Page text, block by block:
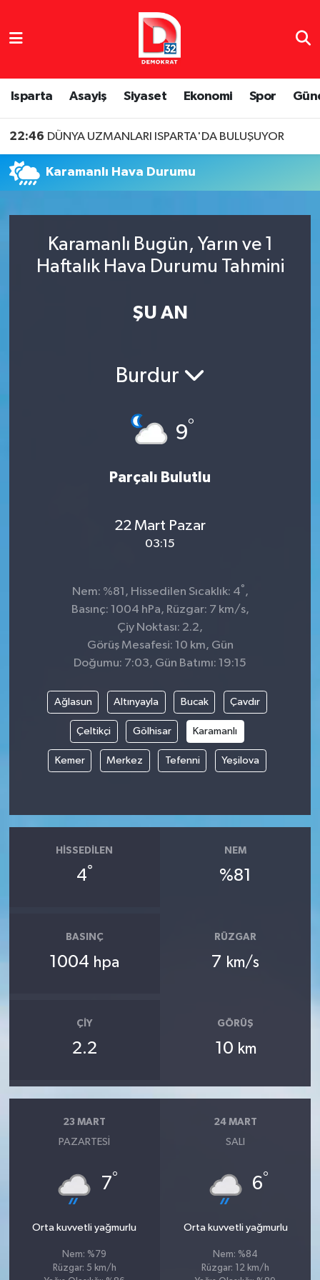
Isparta Asayiş Siyaset Ekonomi Spor
22:46 DÜNYA UZMANLARI ISPARTA'DA BULUŞUYOR
Karamanlı Hava Durumu
Karamanlı Bugün, Yarın ve 1
Haftalık Hava Durumu Tahmini
ŞU AN
Burdur
9°
Parçalı Bulutlu
22 Mart Pazar
03:15
Nem: %81, Hissedilen Sıcaklık: 4°,
Basınç: 1004 hPa, Rüzgar: 7 km/s,
Çiy Noktası: 2.2,
Görüş Mesafesi: 10 km, Gün
Doğumu: 7:03, Gün Batımı: 19:15
Ağlasun Altınyayla Bucak Çavdır
Çeltikçi Gölhisar Karamanlı
Kemer Merkez Tefenni Yeşilova
HISSEDILEN
4°
NEM
%81
BASINÇ
1004 hpa
RÜZGAR
7 km/s
ÇIY
2.2
GÖRÜŞ
10 km
23 MART
PAZARTESI
7°
Orta kuvvetli yağmurlu
Nem: %79
Rüzgar: 5 km/h
24 MART
SALI
6°
Orta kuvvetli yağmurlu
Nem: %84
Rüzgar: 12 km/h
Isparta Nöbetçi Eczaneler
Isparta Hava Durumu
Isparta Namaz Vakitleri
Tüm Manşetler
Son Dakika Haberleri